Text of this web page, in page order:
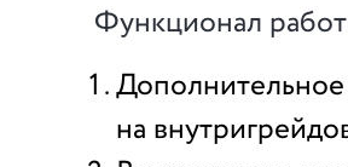
Функционал
на